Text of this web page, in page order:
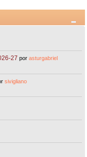
27 porasturgabriel
sivigliano